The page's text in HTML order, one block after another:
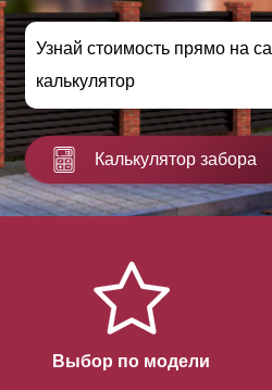
Узнай стоимость прямо на
калькулятор
Калькулятор забора
Выбор по модели